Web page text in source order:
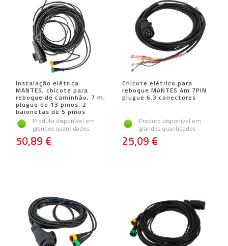
Instalação elétrica
MANTES, chicote para
reboque de caminhão, 7 m,
plugue de 13 pinos, 2
baionetas de 5 pinos
Produto disponível em
grandes quantidades
50,89 €
Chicote elétrico para
reboque MANTES 4m 7PIN
plugue 6.3 conectores
Produto disponível em
grandes quantidades
25,09 €